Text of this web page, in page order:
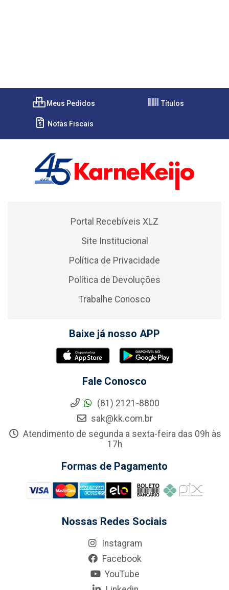
Meus Pedidos Títulos
Notas Fiscais
Portal Recebíveis XLZ
Site Institucional
Política de Privacidade
Política de Devoluções
Trabalhe Conosco
Baixe já nosso APP
Fale Conosco
(81) 2121-8800
sak@kk.com.br
Atendimento de segunda a sexta-feira das 09h às
17h
Formas de Pagamento
Nossas Redes Sociais
Instagram
Facebook
YouTube